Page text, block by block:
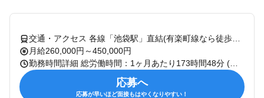
月給260,000円～450,000円
応募へ
応募が早いほど面接もはやくなりやすい！